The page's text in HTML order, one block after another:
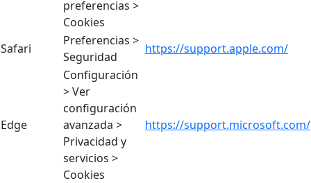
preferencias >
Cookies
Safari
Preferencias >
Seguridad
https://support.apple.com/
Edge
Configuración
> Ver
configuración
avanzada >
Privacidad y
servicios >
Cookies
https://support.microsoft.com/